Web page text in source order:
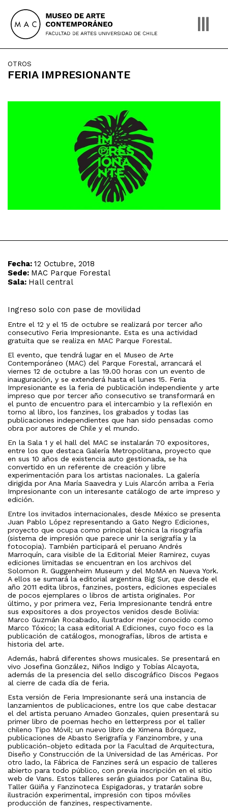
content
OTROS
FERIA IMPRESIONANTE
Fecha: 12 Octubre, 2018
Sede: MAC Parque Forestal
Sala: Hall central
Ingreso solo con pase de movilidad
Entre el 12 y el 15 de octubre se realizará por tercer año
consecutivo Feria Impresionante. Esta es una actividad
gratuita que se realiza en MAC Parque Forestal.
El evento, que tendrá lugar en el Museo de Arte
Contemporáneo (MAC) del Parque Forestal, arrancará el
viernes 12 de octubre a las 19.00 horas con un evento de
inauguración, y se extenderá hasta el lunes 15. Feria
Impresionante es la feria de publicación independiente y arte
impreso que por tercer año consecutivo se transformará en
el punto de encuentro para el intercambio y la reflexión en
torno al libro, los fanzines, los grabados y todas las
publicaciones independientes que han sido pensadas como
obra por autores de Chile y el mundo.
En la Sala 1 y el hall del MAC se instalarán 70 expositores,
entre los que destaca Galería Metropolitana, proyecto que
en sus 10 años de existencia auto gestionada, se ha
convertido en un referente de creación y libre
experimentación para los artistas nacionales. La galería
dirigida por Ana María Saavedra y Luis Alarcón arriba a Feria
Impresionante con un interesante catálogo de arte impreso y
edición.
Entre los invitados internacionales, desde México se presenta
Juan Pablo López representando a Gato Negro Ediciones,
proyecto que ocupa como principal técnica la risografía
(sistema de impresión que parece unir la serigrafía y la
fotocopia). También participará el peruano Andrés
Marroquín, cara visible de la Editorial Meier Ramirez, cuyas
ediciones limitadas se encuentran en los archivos del
Solomon R. Guggenheim Museum y del MoMA en Nueva York.
A ellos se sumará la editorial argentina Big Sur, que desde el
año 2011 edita libros, fanzines, posters, ediciones especiales
de pocos ejemplares o libros de artista originales. Por
último, y por primera vez, Feria Impresionante tendrá entre
sus expositores a dos proyectos venidos desde Bolivia:
Marco Guzmán Rocabado, ilustrador mejor conocido como
Marco Tóxico; la casa editorial A Ediciones, cuyo foco es la
publicación de catálogos, monografías, libros de artista e
historia del arte.
Además, habrá diferentes shows musicales. Se presentará en
vivo Josefina González, Niños Indigo y Tobías Alcayota,
además de la presencia del sello discográfico Discos Pegaos
al cierre de cada día de feria.
Esta versión de Feria Impresionante será una instancia de
lanzamientos de publicaciones, entre los que cabe destacar
el del artista peruano Amadeo Gonzales, quien presentará su
primer libro de poemas hecho en letterpress por el taller
chileno Tipo Móvil; un nuevo libro de Ximena Bórquez,
publicaciones de Abasto Serigrafía y Fanzinombre, y una
publicación-objeto editada por la Facultad de Arquitectura,
Diseño y Construcción de la Universidad de las Américas. Por
otro lado, la Fábrica de Fanzines será un espacio de talleres
abierto para todo público, con previa inscripción en el sitio
web de Vans. Estos talleres serán guiados por Catalina Bu,
Taller Güiña y Fanzinoteca Espigadoras, y tratarán sobre
ilustración experimental, impresión con tipos móviles
producción de fanzines, respectivamente.